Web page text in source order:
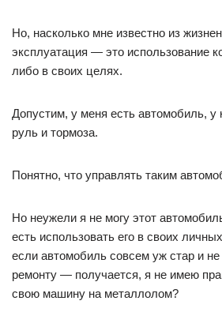
Но, насколько мне известно из
эксплуатация — это использование
либо в своих целях.
Допустим, у меня есть автомобиль, у
руль и тормоза.
Понятно, что управлять таким
Но неужели я не могу этот
есть использовать его в своих
если автомобиль совсем уж стар и
ремонту — получается, я не имею
свою машину на металлолом?